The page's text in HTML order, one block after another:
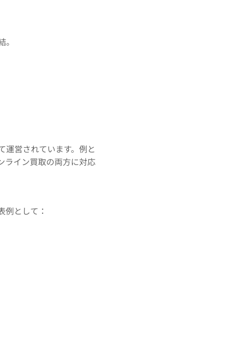
運営されています。例と
ライン買取の両方に対応
として：